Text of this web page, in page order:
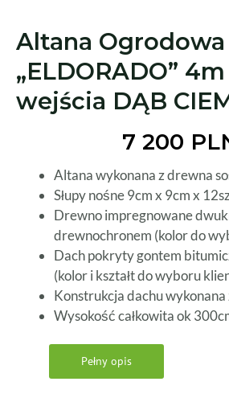
Altana Ogrodowa
„ELDORADO”
wejścia DĄB
7 200
Altana wykonana z drewna
Słupy nośne 9cm x 9cm x
Drewno impregnowane
drewnochronem (kolor do
Dach pokryty gontem
(kolor i kształt do wyboru
Konstrukcja dachu
Wysokość całkowita ok
Pełny opis